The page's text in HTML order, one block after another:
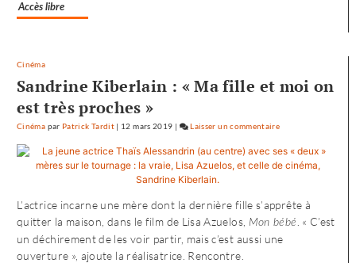
Accès libre
Cinéma
Sandrine Kiberlain : « Ma fille et moi on
est très proches »
Cinéma par Patrick Tardit | 12 mars 2019 | Laisser un commentaire
«
Noureev
»
L’actrice incarne une mère dont la dernière fille s’apprête à
quitter la maison, dans le film de Lisa Azuelos, Mon bébé . « C’est
un déchirement de les voir partir, mais c’est aussi une
ouverture », ajoute la réalisatrice. Rencontre.